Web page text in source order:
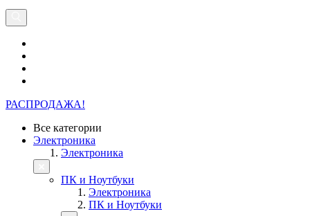
РАСПРОДАЖА!
Все категории
Электроника
Электроника
ПК и Ноутбуки
Электроника
ПК и Ноутбуки